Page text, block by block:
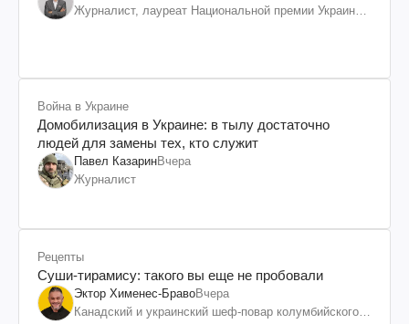
Журналист, лауреат Национальной премии Украины
Война в Украине
Домобилизация в Украине: в тылу достаточно
людей для замены тех, кто служит
Павел КазаринВчера
Журналист
Рецепты
Суши-тирамису: такого вы еще не пробовали
Эктор Хименес-БравоВчера
Канадский и украинский шеф-повар колумбийского